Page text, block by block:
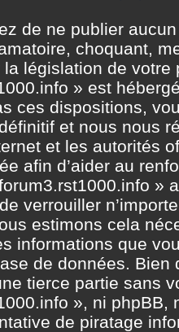
de ne publier
choquant,
législation de
» est
ces dispositions,
et nous nous
et les autorités
afin d’aider au
»
verrouiller
estimons cela
informations que
de données.
tierce partie sans
», ni phpBB,
de piratage